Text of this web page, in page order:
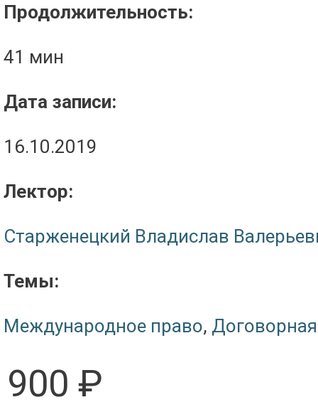
Продолжительность:
41 мин
Дата записи:
16.10.2019
Лектор:
Старженецкий Владислав
Темы:
Международное право,
900 ₽